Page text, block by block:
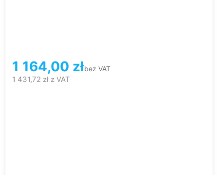
1 164,00 złbez VAT
1 431,72 zł z VAT